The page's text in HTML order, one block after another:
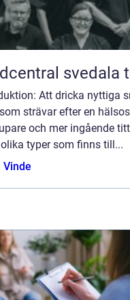
Att dricka nyttiga
strävar efter en
och mer ingående
typer som finns till...
Vinde